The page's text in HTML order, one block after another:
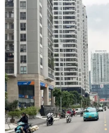
Mỹ sẽ mất nhiều